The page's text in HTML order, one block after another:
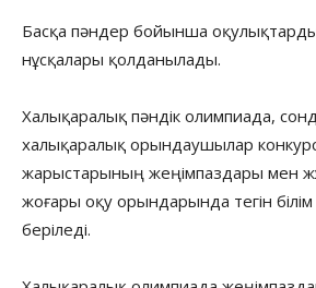
Басқа пәндер бойынша
нұсқалары қолданылады.
Халықаралық пәндік олимпиада,
халықаралық орындаушылар
жарыстарының жеңімпаздары мен
жоғары оқу орындарында тегін білім
беріледі.